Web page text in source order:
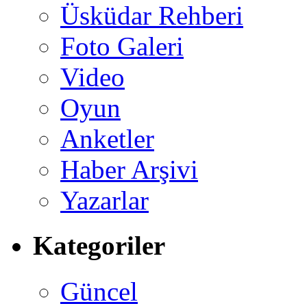
Üsküdar Rehberi
Foto Galeri
Video
Oyun
Anketler
Haber Arşivi
Yazarlar
Kategoriler
Güncel